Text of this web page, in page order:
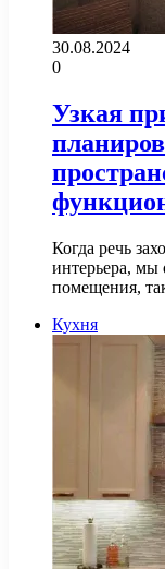
30.08.2024
0
Узкая
Когда речь
интерьера,
помещения,
Кухня